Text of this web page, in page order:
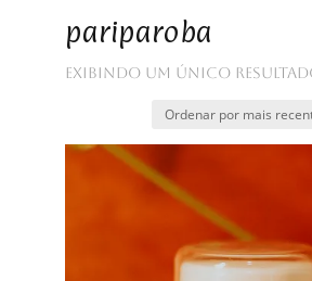
pariparoba
Exibindo um único